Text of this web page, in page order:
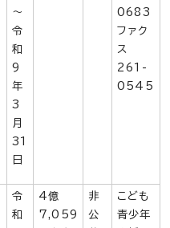
～
令
和
9
年
3
月
31
日
0683
ファク
ス
261-
0545
令
和
4億
7,059
非
公
こども
青少年